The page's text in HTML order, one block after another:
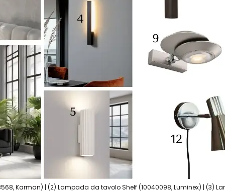
Karman) | (2) Lampada da tavolo Shelf (10040098, Luminex) | (3)